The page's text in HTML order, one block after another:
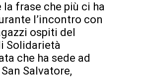
la frase che più ci ha
l’incontro con
ospiti del
Solidarietà
che ha sede ad
Salvatore,